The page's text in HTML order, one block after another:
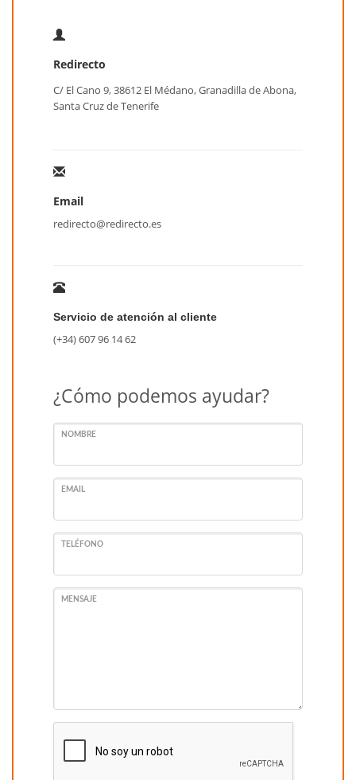
Redirecto
C/ El Cano 9, 38612 El Médano, Granadilla de Abona,
Santa Cruz de Tenerife
Email
redirecto@redirecto.es
Servicio de atención al cliente
(+34) 607 96 14 62
¿Cómo podemos ayudar?
NOMBRE
EMAIL
TELÉFONO
MENSAJE